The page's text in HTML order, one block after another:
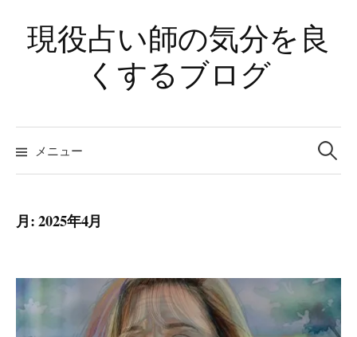
ン
テ
キ
現役占い師の気分を良
くするブログ
メニュー
検
索:
月:2025年4月